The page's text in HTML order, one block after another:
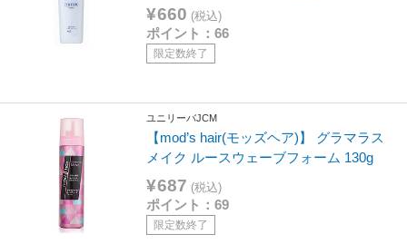
¥660 (税込)
ポイント：66
限定数終了
ユニリーバJCM
【mod’s hair(モッズヘア)】 グラマラス
メイク ルースウェーブフォーム 130g
¥687 (税込)
ポイント：69
限定数終了